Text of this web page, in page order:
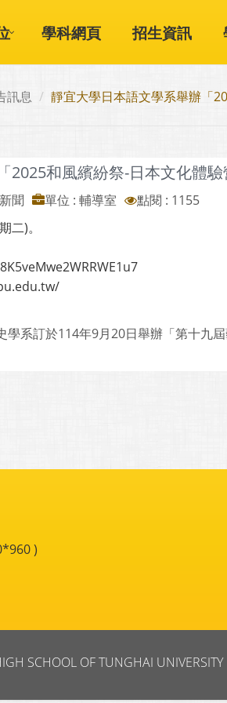
學科網頁 招生資訊
訊息 靜宜大學日本語文學系舉辦「
2025和風繽紛祭-日本文化體
聞 單位 : 輔導室
點閱 : 1155
二)。
學系訂於114年9月20日舉辦「第十九
)
SCHOOL OF TUNGHAI UNIVERSITY